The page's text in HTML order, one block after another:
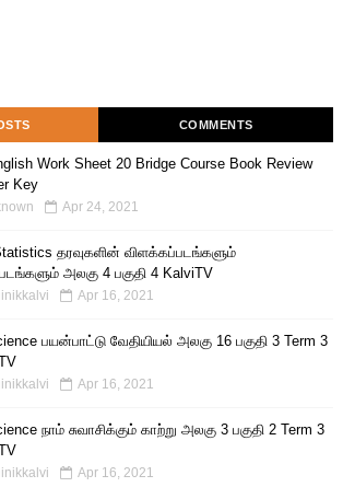
COMMENTS
Work Sheet 20 Bridge Course Book Review
Key
Apr 24, 2021
தரவுகளின் விளக்கப்படங்களும்
அலகு 4 பகுதி 4 KalviTV
Apr 16, 2021
பயன்பாட்டு வேதியியல் அலகு 16 பகுதி 3 Term 3
Apr 16, 2021
நாம் சுவாசிக்கும் காற்று அலகு 3 பகுதி 2 Term 3
Apr 16, 2021